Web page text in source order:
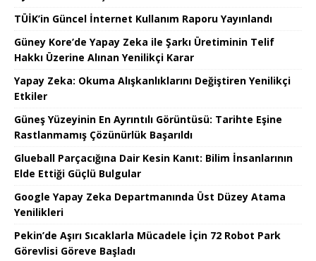
TÜİK’in Güncel İnternet Kullanım Raporu Yayınlandı
Güney Kore’de Yapay Zeka ile Şarkı Üretiminin Telif
Hakkı Üzerine Alınan Yenilikçi Karar
Yapay Zeka: Okuma Alışkanlıklarını Değiştiren Yenilikçi
Etkiler
Güneş Yüzeyinin En Ayrıntılı Görüntüsü: Tarihte Eşine
Rastlanmamış Çözünürlük Başarıldı
Glueball Parçacığına Dair Kesin Kanıt: Bilim İnsanlarının
Elde Ettiği Güçlü Bulgular
Google Yapay Zeka Departmanında Üst Düzey Atama
Yenilikleri
Pekin’de Aşırı Sıcaklarla Mücadele İçin 72 Robot Park
Görevlisi Göreve Başladı